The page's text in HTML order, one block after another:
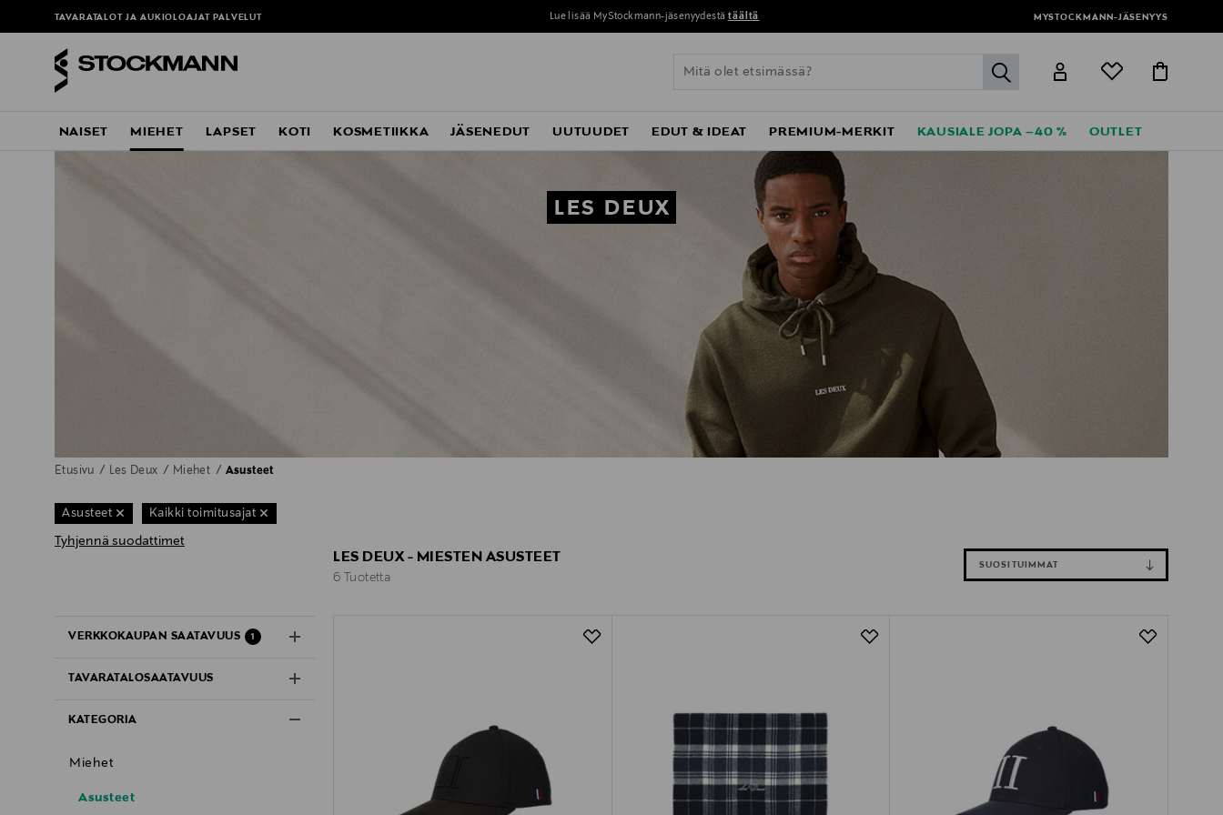
TAVARATALOT JA AUKIOLOAJAT PALVELUT Lue lisää MyStockmann-jäsenyydestä täältä MYSTOCKMANN-JÄSENYYS
label.header.go
NAISET MIEHET LAPSET KOTI KOSMETIIKKA JÄSENEDUT UUTUUDET EDUT & IDEAT PREMIUM-MERKIT KAUSIALE JOPA –40 % OUTLET
Etusivu Les Deux Miehet Asusteet
LES DEUX
Asusteet Kaikki toimitusajat
Tyhjennä suodattimet
VERKKOKAUPAN SAATAVUUS 1
TAVARATALOSAATAVUUS
KATEGORIA
Miehet
Asusteet
LES DEUX - MIESTEN ASUSTEET
6 Tuotetta
SUOSITUIMMAT